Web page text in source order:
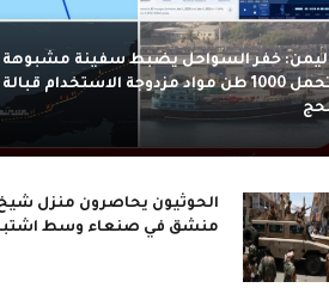
خفر السواحل يضبط سفينة مشبوهة
تحمل 1000 طن مواد مزدوجة الاستخدام قبالة
الحوثيون يحاصرون منزل
منشق في صنعاء وسط